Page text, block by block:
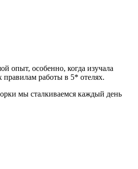
опыт, особенно, когда изучала
правилам работы в 5* отелях.
мы сталкиваемся каждый день